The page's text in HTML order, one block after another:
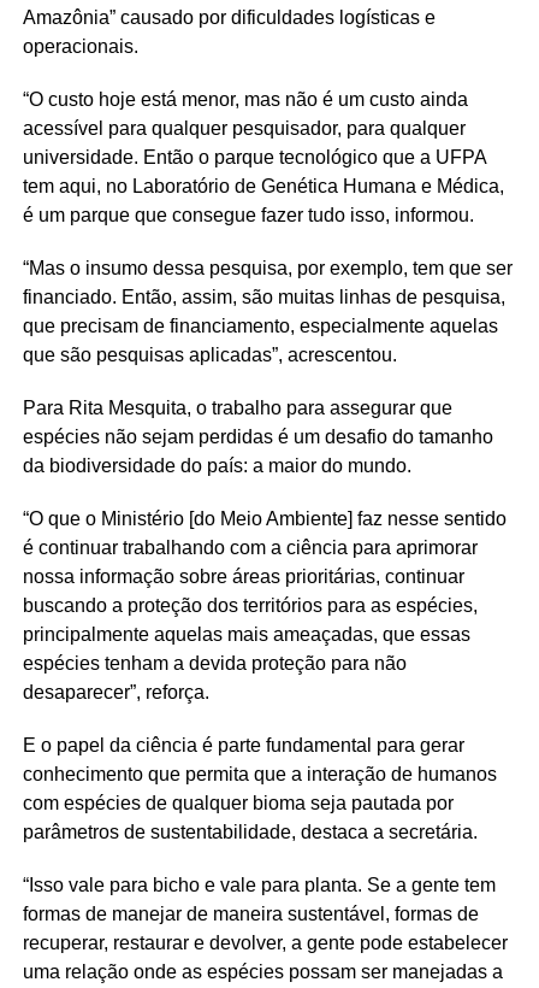
Amazônia” causado por dificuldades logísticas e
operacionais.
“O custo hoje está menor, mas não é um custo ainda
acessível para qualquer pesquisador, para qualquer
universidade. Então o parque tecnológico que a UFPA
tem aqui, no Laboratório de Genética Humana e Médica,
é um parque que consegue fazer tudo isso, informou.
“Mas o insumo dessa pesquisa, por exemplo, tem que ser
financiado. Então, assim, são muitas linhas de pesquisa,
que precisam de financiamento, especialmente aquelas
que são pesquisas aplicadas”, acrescentou.
Para Rita Mesquita, o trabalho para assegurar que
espécies não sejam perdidas é um desafio do tamanho
da biodiversidade do país: a maior do mundo.
“O que o Ministério [do Meio Ambiente] faz nesse sentido
é continuar trabalhando com a ciência para aprimorar
nossa informação sobre áreas prioritárias, continuar
buscando a proteção dos territórios para as espécies,
principalmente aquelas mais ameaçadas, que essas
espécies tenham a devida proteção para não
desaparecer”, reforça.
E o papel da ciência é parte fundamental para gerar
conhecimento que permita que a interação de humanos
com espécies de qualquer bioma seja pautada por
parâmetros de sustentabilidade, destaca a secretária.
“Isso vale para bicho e vale para planta. Se a gente tem
formas de manejar de maneira sustentável, formas de
recuperar, restaurar e devolver, a gente pode estabelecer
uma relação onde as espécies possam ser manejadas a